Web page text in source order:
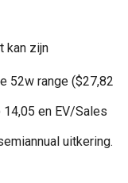
kan zijn
52w range ($27,82
14,05 en EV/Sales
uitkering.